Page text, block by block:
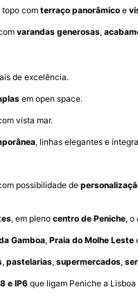
topo com terraço panorâmico e
varandas generosas,
de excelência.
em open space.
vista mar.
, linhas elegantes e
possibilidade de
, em pleno centro de Peniche, o
Gamboa, Praia do Molhe Leste
, pastelarias, supermercados,
e IP6 que ligam Peniche a